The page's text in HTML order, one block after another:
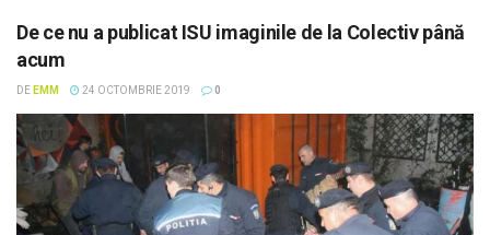
De ce nu a publicat ISU imaginile de la Colectiv până
acum
DE EMM 24 OCTOMBRIE 2019 0